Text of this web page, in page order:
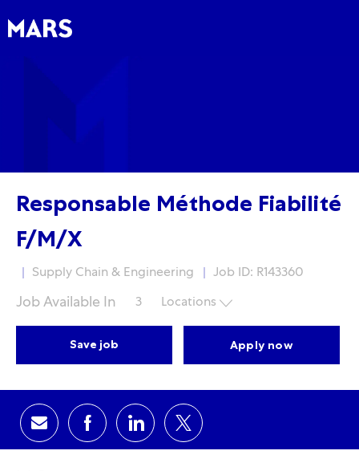
Responsable Méthode Fiabilité
F/M/X
Category
Supply Chain & Engineering Job ID: R143360
Job Available In 3 Locations
Save job Apply now
Share via email
Share via Facebook
Share via LinkedIn
Share via twitter